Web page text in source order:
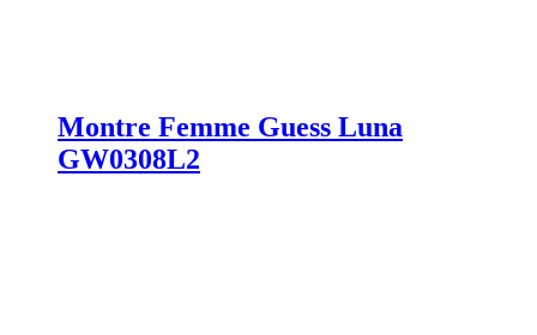
Montre Femme Guess Luna
GW0308L2